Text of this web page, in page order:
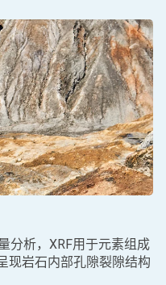
分析，XRF用于元素组成
现岩石内部孔隙裂隙结构